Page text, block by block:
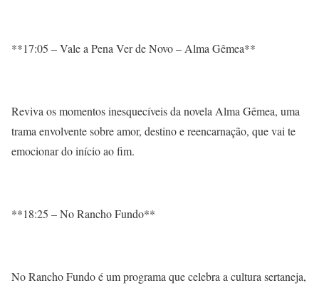
**17:05 – Vale a Pena Ver de Novo – Alma Gêmea**
Reviva os momentos inesquecíveis da novela Alma Gêmea, uma
trama envolvente sobre amor, destino e reencarnação, que vai te
emocionar do início ao fim.
**18:25 – No Rancho Fundo**
No Rancho Fundo é um programa que celebra a cultura sertaneja,